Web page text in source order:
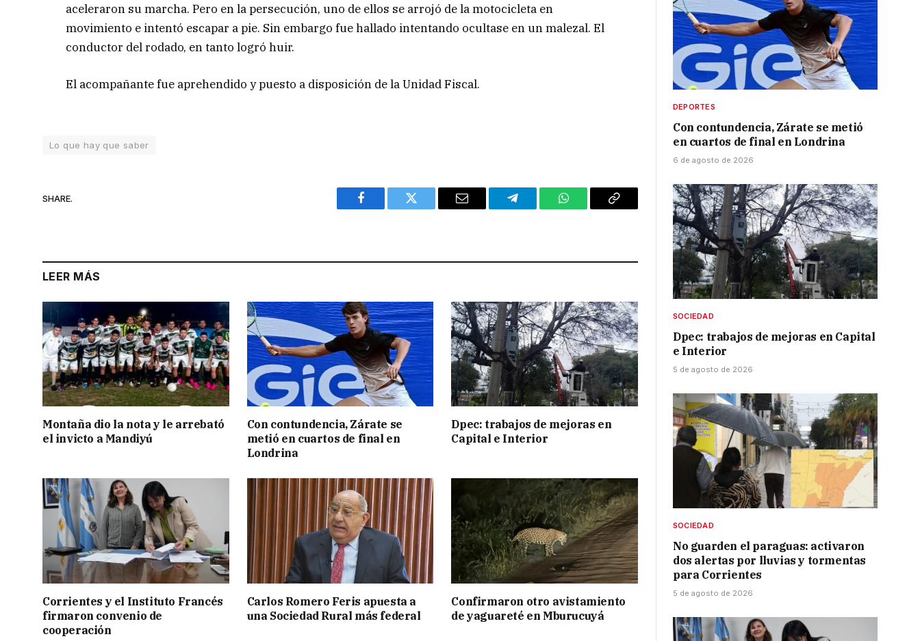
aceleraron su marcha. Pero en la persecución, uno de ellos se arrojó de la motocicleta en
movimiento e intentó escapar a pie. Sin embargo fue hallado intentando ocultase en un malezal. El
conductor del rodado, en tanto logró huir.
El acompañante fue aprehendido y puesto a disposición de la Unidad Fiscal.
Lo que hay que saber
SHARE.
Facebook Twitter Email Telegram WhatsAppCopy
LEER MÁS
Montaña dio la nota y le arrebató
el invicto a Mandiyú
Con contundencia, Zárate se
metió en cuartos de final en
Londrina
Dpec: trabajos de mejoras en
Capital e Interior
Corrientes y el Instituto Francés
firmaron convenio de
cooperación
Carlos Romero Feris apuesta a
una Sociedad Rural más federal
Confirmaron otro avistamiento
de yaguareté en Mburucuyá
DEPORTES
Con contundencia, Zárate se metió
en cuartos de final en Londrina
6 de agosto de 2026
SOCIEDAD
Dpec: trabajos de mejoras en Capital
e Interior
5 de agosto de 2026
SOCIEDAD
No guarden el paraguas: activaron
dos alertas por lluvias y tormentas
para Corrientes
5 de agosto de 2026